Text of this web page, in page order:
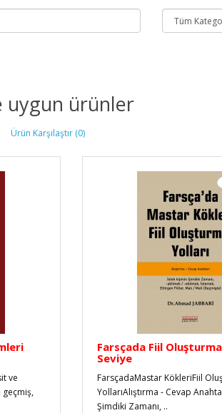
uygun ürünler
Ürün Karşılaştır (0)
ve
geçmiş,
Farsçada Fiil
Seviye
FarsçadaMastar KökleriFiil
YollarıAlıştırma - Cevap
Şimdiki Zamanı, ..